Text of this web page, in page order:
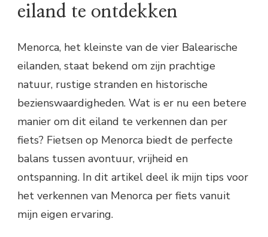
eiland te ontdekken
Menorca, het kleinste van de vier Balearische
eilanden, staat bekend om zijn prachtige
natuur, rustige stranden en historische
bezienswaardigheden. Wat is er nu een betere
manier om dit eiland te verkennen dan per
fiets? Fietsen op Menorca biedt de perfecte
balans tussen avontuur, vrijheid en
ontspanning. In dit artikel deel ik mijn tips voor
het verkennen van Menorca per fiets vanuit
mijn eigen ervaring.